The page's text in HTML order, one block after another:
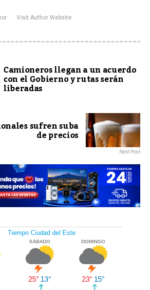
Visit Author Website
Camioneros llegan a un acuerdo
con el Gobierno y rutas serán
liberadas
sufren suba
de precios
Next Post